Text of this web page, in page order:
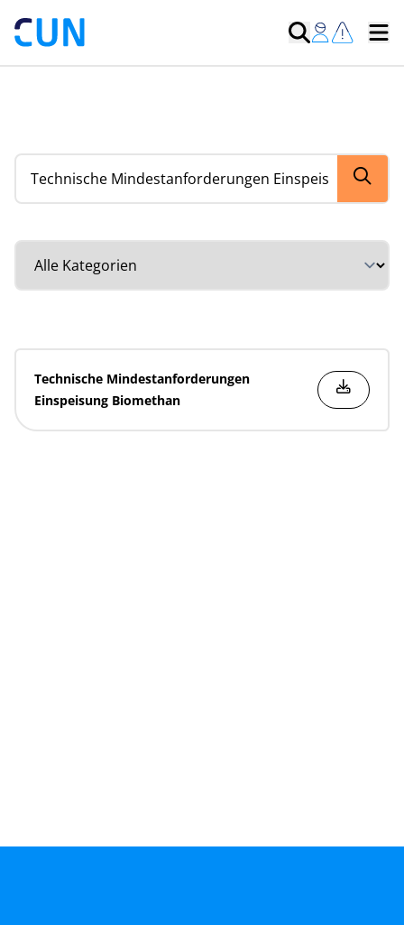
Suche nach Dokumenten
Technische Mindestanforderungen
Einspeisung Biomethan